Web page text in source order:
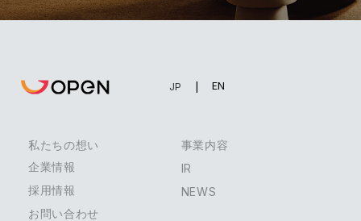
EN
JP
私たちの想い
事業内容
企業情報
IR
採用情報
NEWS
お問い合わせ